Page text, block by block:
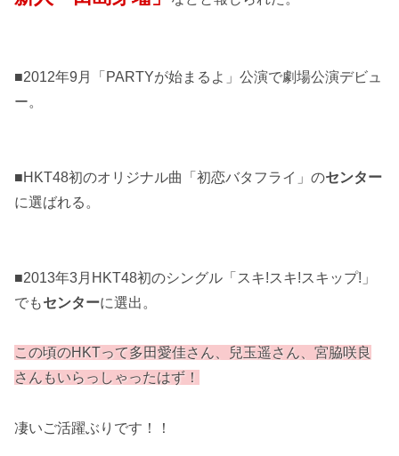
■2012年9月「PARTYが始まるよ」公演で劇場公演デビュ
ー。
■HKT48初のオリジナル曲「初恋バタフライ」のセンター
に選ばれる。
■2013年3月HKT48初のシングル「スキ!スキ!スキップ!」
でもセンターに選出。
この頃のHKTって多田愛佳さん、兒玉遥さん、宮脇咲良
さんもいらっしゃったはず！
凄いご活躍ぶりです！！